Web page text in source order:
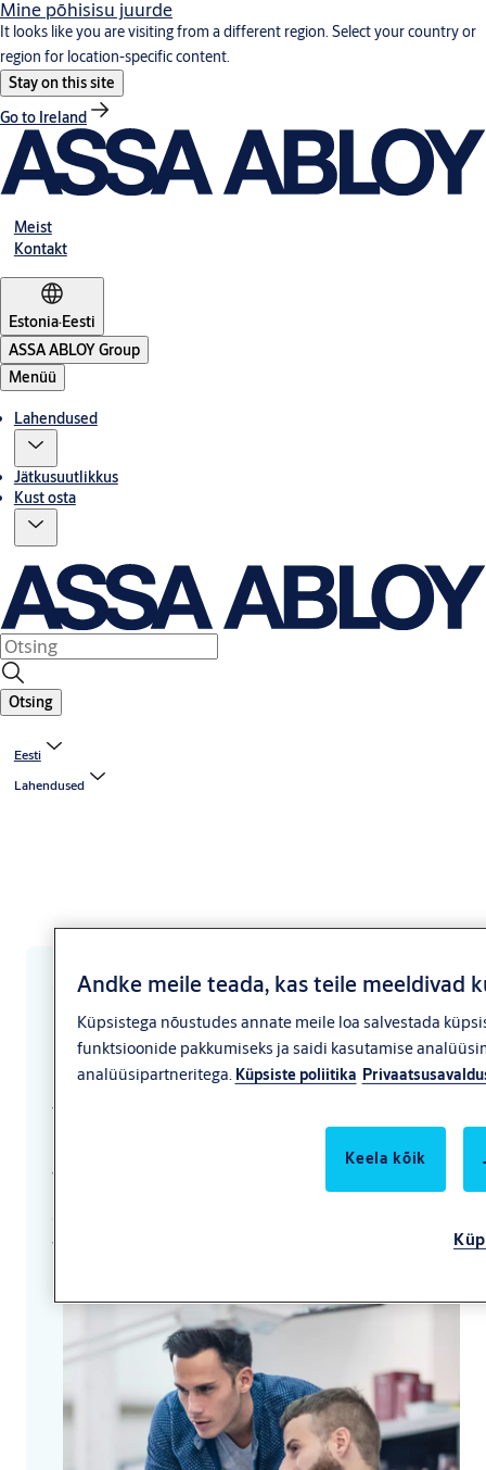
Mine põhisisu juurde
It looks like you are visiting from a different region. Select your country or
region for location-specific content.
Stay on this site
Go to Ireland
Meist
Kontakt
Estonia·Eesti
ASSA ABLOY Group
Menüü
Lahendused
Jätkusuutlikkus
Kust osta
Otsing
Eesti
Lahendused
Tooted ja teenused
igale huvirühmale
Teid huvitab konkreetne teema? Soovite
mõnele kindlale probleemile lahendust?
Tänu aastatepikkusele kogemusele
suudame teile pakkuda lahendust või
toodet, mis teie jaoks sobib.
Andke meile teada, kas teile meeldivad
Küpsistega nõustudes annate meile loa salvestada
funktsioonide pakkumiseks ja saidi kasutamise
analüüsipartneritega. Küpsiste poliitika
Keela kõik